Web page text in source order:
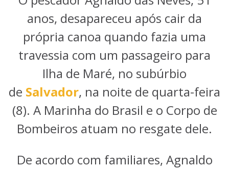
anos, desapareceu após cair da
própria canoa quando fazia uma
travessia com um passageiro para
Ilha de Maré, no subúrbio
de Salvador, na noite de quarta-feira
(8). A Marinha do Brasil e o Corpo de
Bombeiros atuam no resgate dele.
De acordo com familiares, Agnaldo